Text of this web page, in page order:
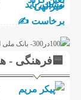
🟦فرهنگی -